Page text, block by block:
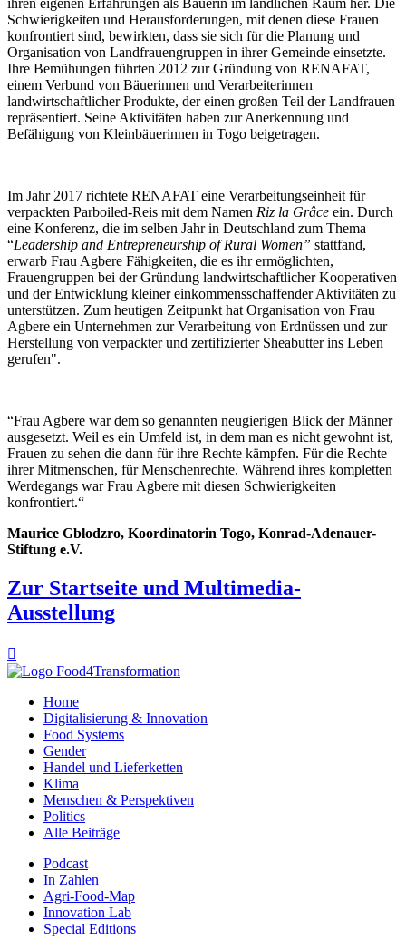
ihren eigenen Erfahrungen als Bäuerin im ländlichen Raum her. Die
Schwierigkeiten und Herausforderungen, mit denen diese Frauen
konfrontiert sind, bewirkten, dass sie sich für die Planung und
Organisation von Landfrauengruppen in ihrer Gemeinde einsetzte.
Ihre Bemühungen führten 2012 zur Gründung von RENAFAT,
einem Verbund von Bäuerinnen und Verarbeiterinnen
landwirtschaftlicher Produkte, der einen großen Teil der Landfrauen
repräsentiert. Seine Aktivitäten haben zur Anerkennung und
Befähigung von Kleinbäuerinnen in Togo beigetragen.
Im Jahr 2017 richtete RENAFAT eine Verarbeitungseinheit für
verpackten Parboiled-Reis mit dem Namen Riz la Grâce ein. Durch
eine Konferenz, die im selben Jahr in Deutschland zum Thema
“Leadership and Entrepreneurship of Rural Women” stattfand,
erwarb Frau Agbere Fähigkeiten, die es ihr ermöglichten,
Frauengruppen bei der Gründung landwirtschaftlicher Kooperativen
und der Entwicklung kleiner einkommensschaffender Aktivitäten zu
unterstützen. Zum heutigen Zeitpunkt hat Organisation von Frau
Agbere ein Unternehmen zur Verarbeitung von Erdnüssen und zur
Herstellung von verpackter und zertifizierter Sheabutter ins Leben
gerufen".
“Frau Agbere war dem so genannten neugierigen Blick der Männer
ausgesetzt. Weil es ein Umfeld ist, in dem man es nicht gewohnt ist,
Frauen zu sehen die dann für ihre Rechte kämpfen. Für die Rechte
ihrer Mitmenschen, für Menschenrechte. Während ihres kompletten
Werdegangs war Frau Agbere mit diesen Schwierigkeiten
konfrontiert.“
Maurice Gblodzro, Koordinatorin Togo, Konrad-Adenauer-
Stiftung e.V.
Zur Startseite und Multimedia-
Ausstellung

Home
Digitalisierung & Innovation
Food Systems
Gender
Handel und Lieferketten
Klima
Menschen & Perspektiven
Politics
Alle Beiträge
Podcast
In Zahlen
Agri-Food-Map
Innovation Lab
Special Editions